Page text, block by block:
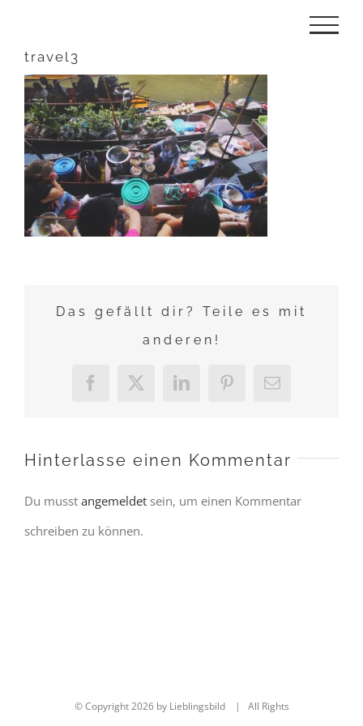
springen
travel3
Das gefällt dir? Teile es mit
anderen!
Facebook
X LinkedInPinterest
E-
Hinterlasse einen Kommentar
Du musst angemeldet sein, um einen Kommentar
schreiben zu können.
© Copyright2026 by Lieblingsbild | All Rights